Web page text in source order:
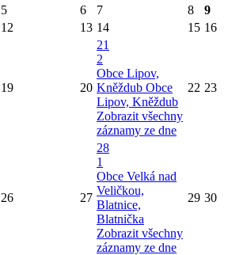
5 6 7 8
9
12 13 14 15 16
19 20
21
2
Obce Lipov,
Kněždub Obce
Lipov, Kněždub
Zobrazit všechny
záznamy ze dne
22 23
26 27
28
1
Obce Velká nad
Veličkou,
Blatnice,
Blatnička
Zobrazit všechny
záznamy ze dne
29 30